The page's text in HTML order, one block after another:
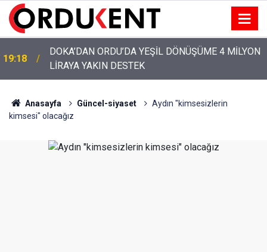
12:46
YENİ PARTİ’NİN ORDU’DAKİ 69 KİŞİLİK KURUCU
KADROSU AÇIKLANDI
Anasayfa Güncel-siyaset
Aydın "kimsesizlerin
kimsesi" olacağız